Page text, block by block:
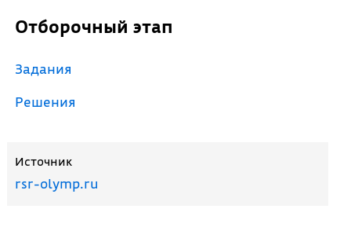
Отборочный этап
Задания
Решения
Источник
rsr-olymp.ru